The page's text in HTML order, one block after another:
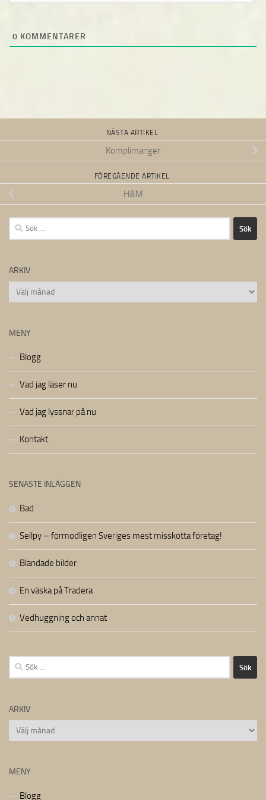
0 KOMMENTARER
NÄSTA ARTIKEL
Komplimanger
FÖREGÅENDE ARTIKEL
H&M
Sök
efter:
ARKIV
Arkiv
MENY
Blogg
Vad jag läser nu
Vad jag lyssnar på nu
Kontakt
SENASTE INLÄGGEN
Bad
Sellpy – förmodligen Sveriges mest misskötta företag!
Blandade bilder
En väska på Tradera
Vedhuggning och annat
Sök
efter:
ARKIV
Arkiv
MENY
Blogg